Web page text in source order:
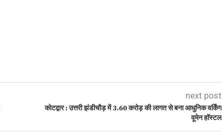
next post
कोटद्वार : उत्तरी झंडीचौड़ में 3.60 करोड़ की लागत से बना आधुनिक वर्किंग
वूमेन हॉस्टल